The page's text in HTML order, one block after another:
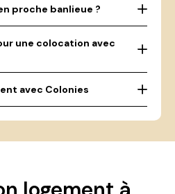
proche banlieue ?
une colocation avec
avec Colonies